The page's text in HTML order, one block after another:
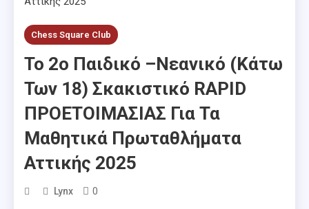
Chess Square Club
To 2o Παιδικό –Νεανικό (κάτω
Των 18) Σκακιστικό RAPID
ΠΡΟΕΤΟΙΜΑΣΙΑΣ Για Τα
Μαθητικά Πρωταθλήματα
Αττικής 2025
Lynx 0